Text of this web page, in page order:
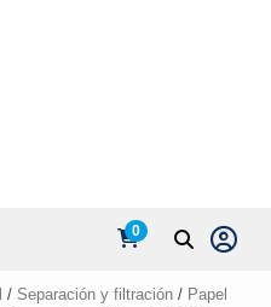
0
/ Separación y filtración / Papel